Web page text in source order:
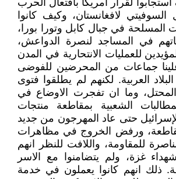
لقرار امريكا بافتعال الحرب
السوفيتي لافغانستان، وكيف كانوا
المسلحة في جبال كابل وتورا بورا،
في المساجد لنصرة الدواعش،
للعمليات الانتحارية في المدن
جماعات من المحرضين للفوضى
العربية. لكنهم لم يطلقوا فتوى
وما ان تفجرت الاوضاع في
الشعبية بمقاطعة منتجات
حتى عاد المهرجون من جديد
ورفض الخروج في مظاهرات
للمقاومة، واللافت للنظر انهم
غزة، ولم يتضامنوا مع الاسر
ذلك انهم كانوا يعملون في خدمة